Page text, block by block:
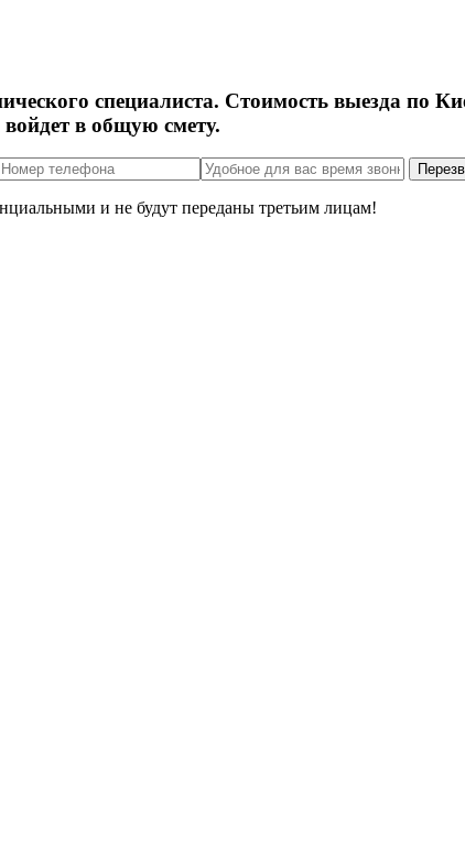
специалиста. Стоимость выезда по
войдет в общую смету.
и не будут переданы третьим лицам!